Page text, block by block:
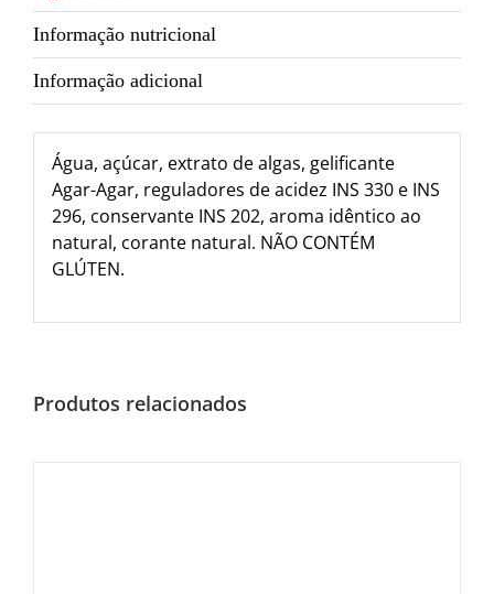
Informação adicional
Informação nutricional
Água, açúcar, extrato de algas, gelificante
Agar-Agar, reguladores de acidez INS 330 e INS
296, conservante INS 202, aroma idêntico ao
natural, corante natural. NÃO CONTÉM
GLÚTEN.
Produtos relacionados